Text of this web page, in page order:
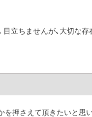
立ちませんが、大切な
を押さえて頂きたいと思い